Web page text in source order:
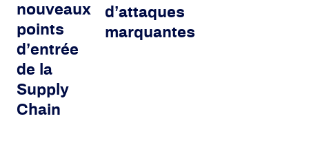
nouveaux
points
d’entrée
de la
Supply
Chain
d’attaques
marquantes